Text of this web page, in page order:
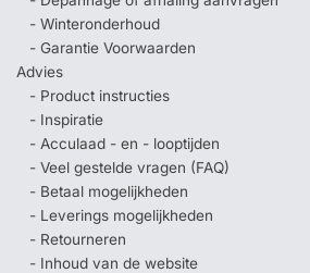
- Winteronderhoud
- Garantie Voorwaarden
Advies
- Product instructies
- Inspiratie
- Acculaad - en - looptijden
- Veel gestelde vragen (FAQ)
- Betaal mogelijkheden
- Leverings mogelijkheden
- Retourneren
- Inhoud van de website